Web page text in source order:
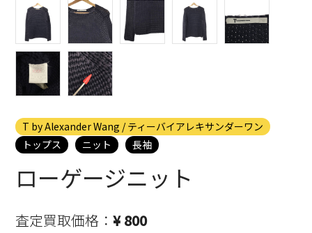
T by Alexander Wang / ティーバイアレキサンダーワン
トップス
ニット 長袖
ローゲージニット
査定買取価格：¥ 800